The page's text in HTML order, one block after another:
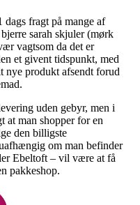
fragt på mange af
sarah skjuler (mørk
vagtsom da det er
et givent tidspunkt, med
nye produkt afsendt forud
uden gebyr, men i
at man shopper for en
den billigste
om man befinder
Ebeltoft – vil være at få
pakkeshop.